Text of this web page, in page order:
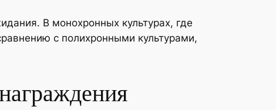
В монохронных культурах, где
с полихронными культурами,